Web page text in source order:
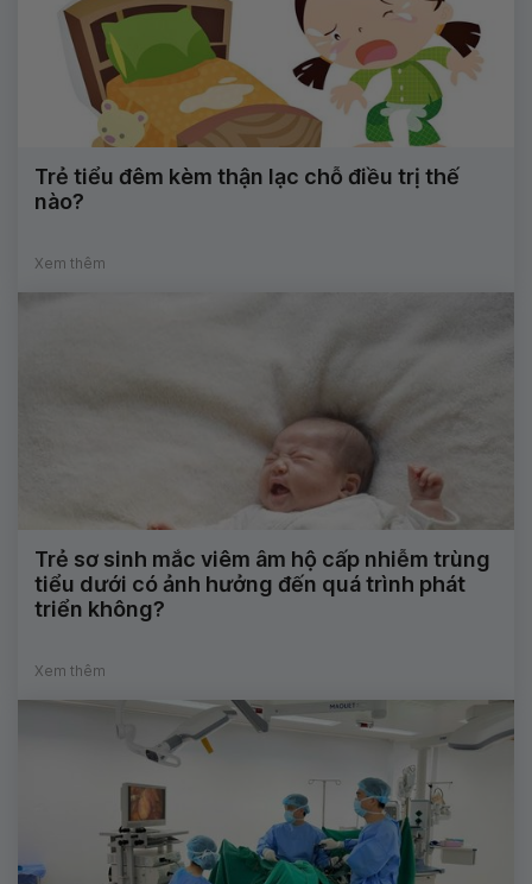
Trẻ tiểu đêm kèm thận lạc chỗ điều trị thế
nào?
Xem thêm
Trẻ sơ sinh mắc viêm âm hộ cấp nhiễm trùng
tiểu dưới có ảnh hưởng đến quá trình phát
triển không?
Xem thêm